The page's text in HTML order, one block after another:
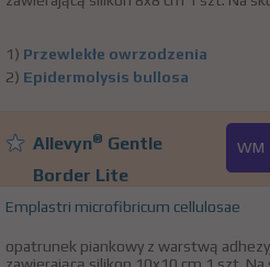
1) Przewlekłe owrzodzenia
2) Epidermolysis bullosa
Allevyn® Gentle
Border Lite
WM
Emplastri microfibricum cellulosae
opatrunek piankowy z warstwą